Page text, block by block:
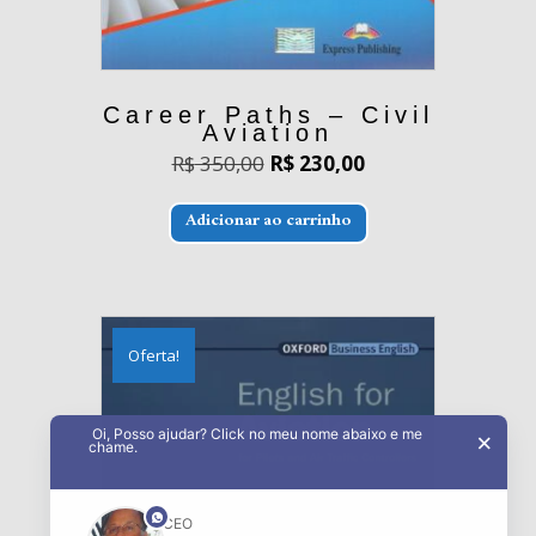
Career Paths – Civil
Aviation
R$350,00 O
preço
original
era:
R$ 350,00.
R$230,00O
atual
é:
R$ 230,00.
Adicionar ao carrinho
Oferta!
×
Oi, Posso ajudar? Click no meu nome abaixo e me
chame.
phone CEO